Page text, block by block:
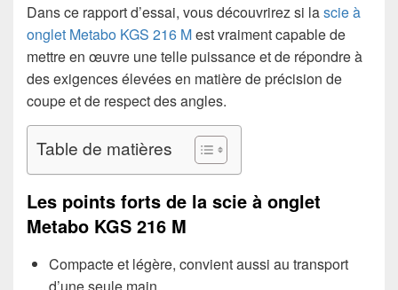
Dans ce rapport d’essai, vous découvrirez si lascie à
onglet Metabo KGS 216 Mest vraiment capable de
mettre en œuvre une telle puissance et de répondre à
des exigences élevées en matière de précision de
coupe et de respect des angles.
Table de matières
Les points forts de la scie à onglet
Metabo KGS 216 M
Compacte et légère, convient aussi au transport